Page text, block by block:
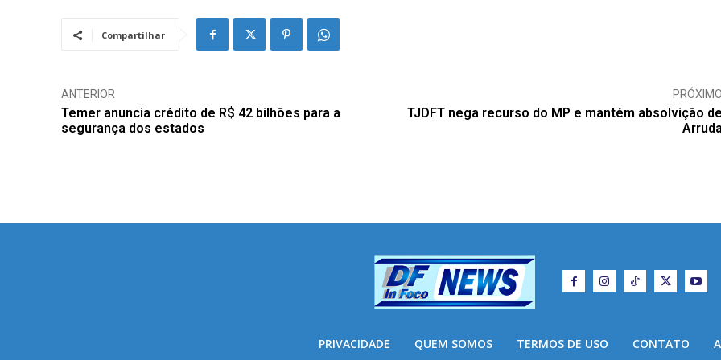
Compartilhar
ANTERIOR
Temer anuncia crédito de R$ 42 bilhões para a
segurança dos estados
PRÓXIMO
TJDFT nega recurso do MP e mantém absolvição de
PRIVACIDADE QUEM SOMOS TERMOS DE USO CONTATO